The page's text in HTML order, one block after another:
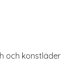
och konstläder